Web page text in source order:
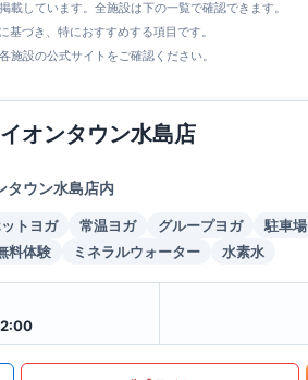
しています。全施設は下の一覧で確認できます。
づき、特におすすめする項目です。
設の公式サイトをご確認ください。
オンタウン水島店
タウン水島店内
トヨガ 常温ヨガ グループヨガ
駐車場
料体験 ミネラルウォーター 水素水